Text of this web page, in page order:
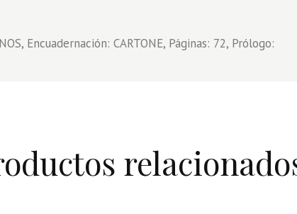
Encuadernación: CARTONE, Páginas: 72, Prólogo: